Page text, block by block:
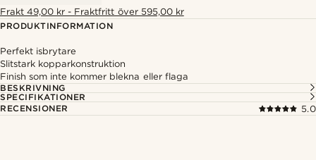
Frakt 49,00 kr - Fraktfritt över 595,00 kr
PRODUKTINFORMATION
Perfekt isbrytare
Slitstark kopparkonstruktion
Finish som inte kommer blekna eller flaga
BESKRIVNING
SPECIFIKATIONER
RECENSIONER
5.0